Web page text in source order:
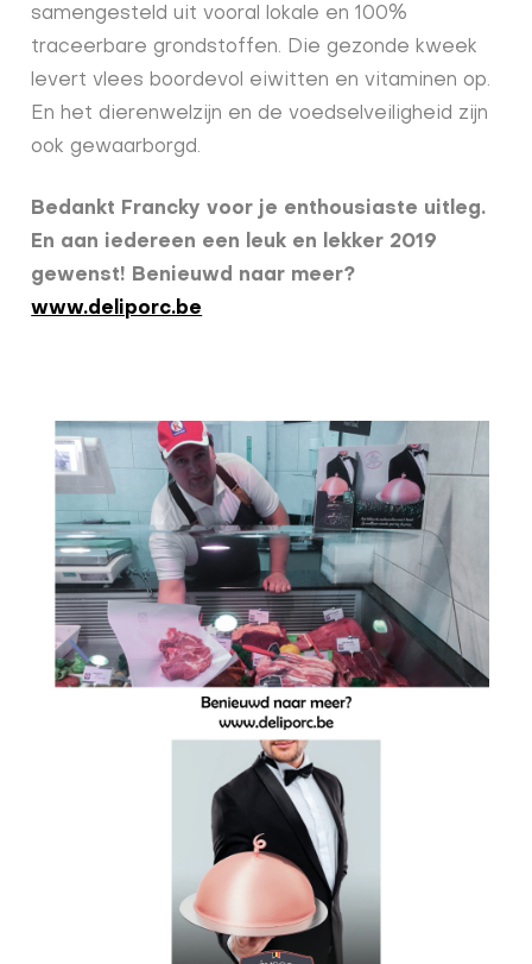
samengesteld uit vooral lokale en 100%
traceerbare grondstoffen. Die gezonde kweek
levert vlees boordevol eiwitten en vitaminen op.
En het dierenwelzijn en de voedselveiligheid zijn
ook gewaarborgd.
Bedankt Francky voor je enthousiaste uitleg.
En aan iedereen een leuk en lekker 2019
gewenst! Benieuwd naar meer?
www.deliporc.be